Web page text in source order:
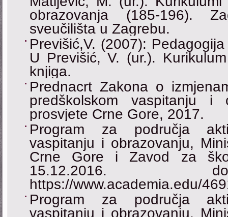
obrazovanja (185-196).
sveučilišta u Zagrebu.
Previšić,V. (2007):
U Previšić, V. (ur.).
knjiga.
Prednacrt Zakona o
predškolskom vaspitanju i
prosvjete Crne Gore, 2017.
Program za područja
vaspitanju i obrazovanju,
Crne Gore i Zavod za
15.12.2016.
https://www.academia.edu/
Program za područja
vaspitanju i obrazovanju,